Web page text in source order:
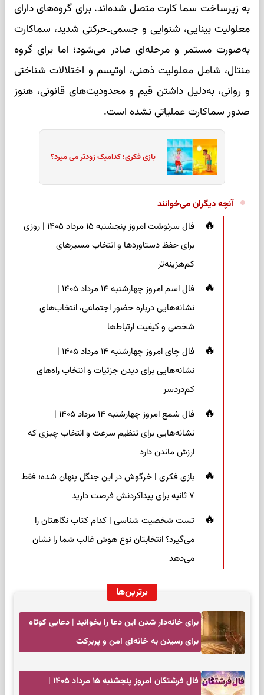
به زیرساخت سما کارت متصل شده‌اند. برای گروه‌های دارای
معلولیت بینایی، شنوایی و جسمی‌ـ‌حرکتی شدید، سماکارت
به‌صورت مستمر و مرحله‌ای صادر می‌شود؛ اما برای گروه
منتال، شامل معلولیت ذهنی، اوتیسم و اختلالات شناختی
و روانی، به‌دلیل داشتن قیم و محدودیت‌های قانونی، هنوز
صدور سماکارت عملیاتی نشده است.
بازی فکری؛ کدامیک زودتر می میرد؟
آنچه دیگران می‌خوانند
فال سرنوشت امروز پنجشنبه ۱۵ مرداد ۱۴۰۵ | روزی
برای حفظ دستاوردها و انتخاب مسیرهای
کم‌هزینه‌تر
فال اسم امروز چهارشنبه ۱۴ مرداد ۱۴۰۵ |
نشانه‌هایی درباره حضور اجتماعی، انتخاب‌های
شخصی و کیفیت ارتباط‌ها
فال چای امروز چهارشنبه ۱۴ مرداد ۱۴۰۵ |
نشانه‌هایی برای دیدن جزئیات و انتخاب راه‌های
کم‌دردسر
فال شمع امروز چهارشنبه ۱۴ مرداد ۱۴۰۵ |
نشانه‌هایی برای تنظیم سرعت و انتخاب چیزی که
ارزش ماندن دارد
بازی فکری | خرگوش در این جنگل پنهان شده؛ فقط
۷ ثانیه برای پیداکردنش فرصت دارید
تست شخصیت شناسی | کدام کتاب نگاهتان را
می‌گیرد؟ انتخابتان نوع هوش غالب شما را نشان
می‌دهد
برترین‌ها
برای خانه‌دار شدن این دعا را بخوانید | دعایی کوتاه
برای رسیدن به خانه‌ای امن و پربرکت
فال فرشتگان امروز پنجشنبه ۱۵ مرداد ۱۴۰۵ |